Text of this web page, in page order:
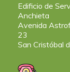
Edificio de
Anchieta
Avenida
23
San Cristóbal